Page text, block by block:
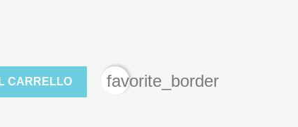
CARRELLO
favorite_border